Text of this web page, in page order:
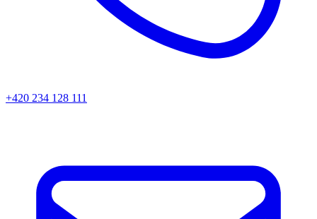
+420 234 128 111